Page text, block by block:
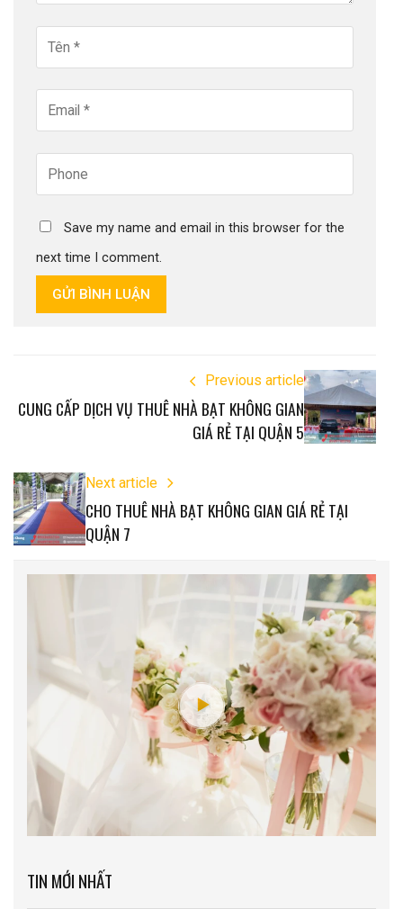
Save my name and email in this browser for the
next time I comment.
GỬI BÌNH LUẬN
Previous article
CUNG CẤP DỊCH VỤ THUÊ NHÀ BẠT KHÔNG GIAN
GIÁ RẺ TẠI QUẬN 5
Next article
CHO THUÊ NHÀ BẠT KHÔNG GIAN GIÁ RẺ TẠI
QUẬN 7
TIN MỚI NHẤT